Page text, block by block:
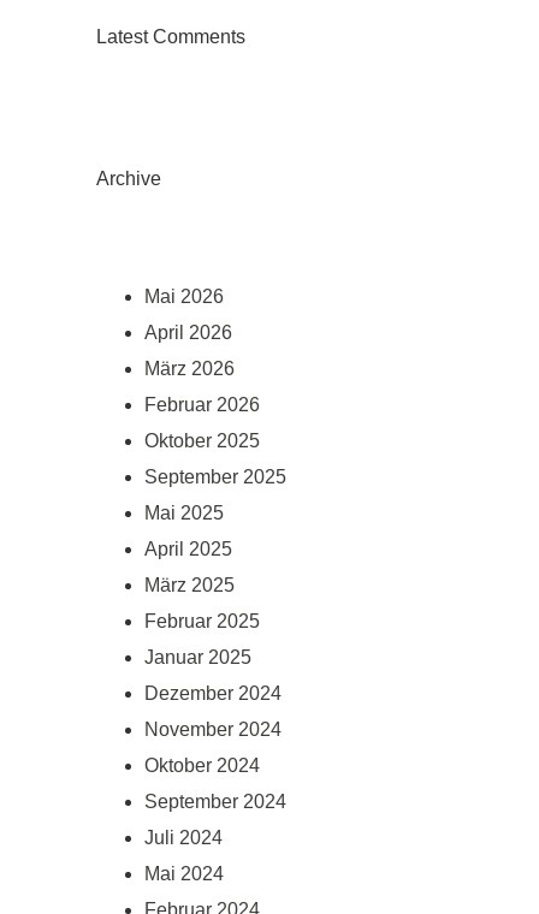
Latest Comments
Archive
Mai 2026
April 2026
März 2026
Februar 2026
Oktober 2025
September 2025
Mai 2025
April 2025
März 2025
Februar 2025
Januar 2025
Dezember 2024
November 2024
Oktober 2024
September 2024
Juli 2024
Mai 2024
Februar 2024